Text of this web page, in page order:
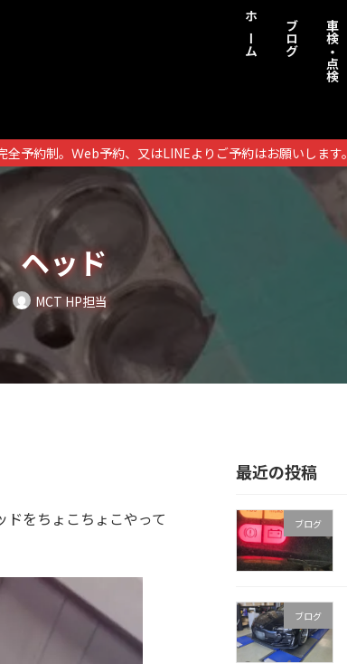
ホーム ブログ 車検・点検
予約制。Ｗeb予約、又はLINEよりご予約はお願いします。
ッド
MCT HP担当
をちょこちょこやって
最近の投稿
ブログ
ブログ